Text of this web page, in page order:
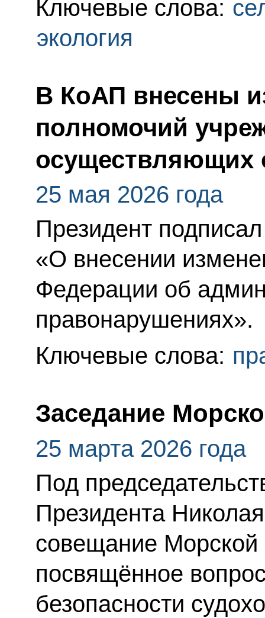
Ключевые слова:
экология
В КоАП внесены
полномочий
осуществляющих
25 мая 2026 года
Президент
«О внесении
Федерации об
правонарушениях».
Ключевые слова:
Заседание
25 марта 2026 года
Под
Президента
совещание Морской
посвящённое
безопасности